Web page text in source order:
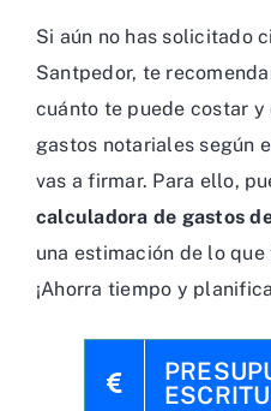
Si aún no has solicitado
Santpedor, te
cuánto te puede costar
gastos notariales según
vas a firmar. Para ello,
calculadora de gastos
una estimación de lo
¡Ahorra tiempo y